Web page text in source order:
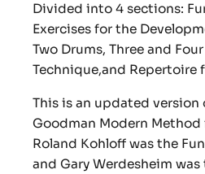
Divided into 4 sections:
Exercises for the
Two Drums, Three and
Technique,and Repertoire
This is an updated version
Goodman Modern Method
Roland Kohloff was the
and Gary Werdesheim